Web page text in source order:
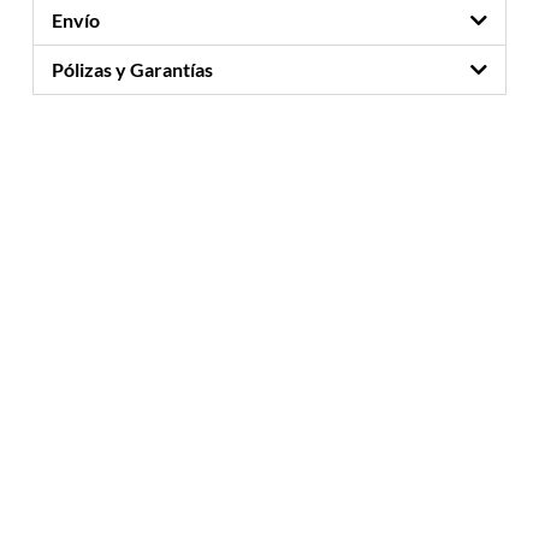
Envío
Pólizas y Garantías